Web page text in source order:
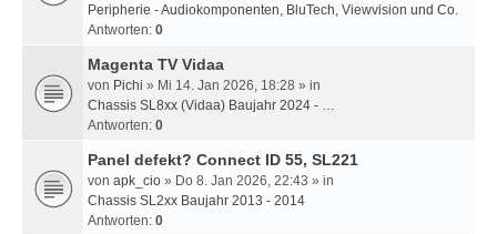
Peripherie - Audiokomponenten, BluTech, Viewvision und Co.
Antworten: 0
Magenta TV Vidaa
von Pichi » Mi 14. Jan 2026, 18:28 » in
Chassis SL8xx (Vidaa) Baujahr 2024 - …
Antworten: 0
Panel defekt? Connect ID 55, SL221
von apk_cio » Do 8. Jan 2026, 22:43 » in
Chassis SL2xx Baujahr 2013 - 2014
Antworten: 0